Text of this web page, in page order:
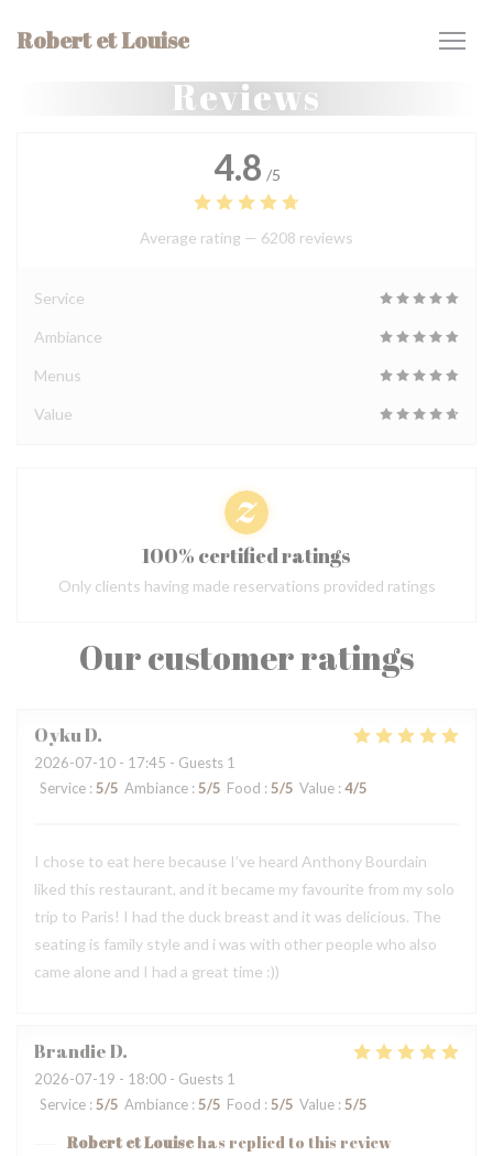
Robert et Louise
Reviews
Our customer ratings
OykuD
2026-07-10 - 17:45 - Guests 1
Service : 5/5 Ambiance : 5/5 Food : 5/5 Value : 4/5
I chose to eat here because I’ve heard Anthony Bourdain
liked this restaurant, and it became my favourite from my solo
trip to Paris! I had the duck breast and it was delicious. The
seating is family style and i was with other people who also
came alone and I had a great time :))
BrandieD
2026-07-19 - 18:00 - Guests 1
Service : 5/5 Ambiance : 5/5 Food : 5/5 Value : 5/5
Robert et Louisehas replied to this review
4.8 /5
Average rating — 6208 reviews
Service
Ambiance
Menus
Value
100% certified ratings
Only clients having made reservations provided ratings